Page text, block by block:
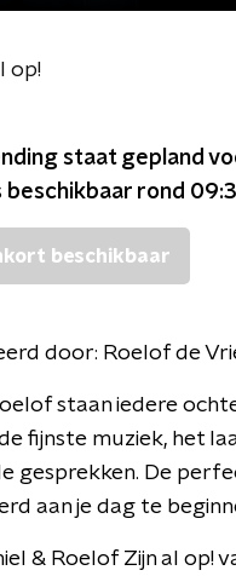
op!
staat gepland
beschikbaar rond
beschikbaar
door: Roelof de
staan iedere
fijnste muziek, het
gesprekken. De
aan je dag te
& Roelof Zijn al op!